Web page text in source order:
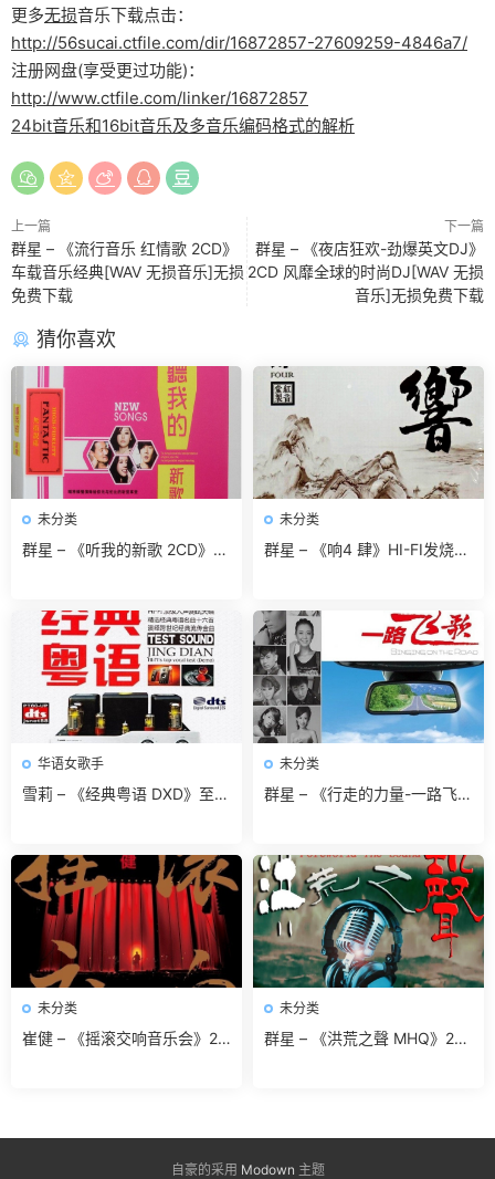
更多无损音乐下载点击：
http://56sucai.ctfile.com/dir/16872857-27609259-4846a7/
注册网盘(享受更过功能)：
http://www.ctfile.com/linker/16872857
24bit音乐和16bit音乐及多音乐编码格式的解析
上一篇
群星 – 《流行音乐 红情歌 2CD》
车载音乐经典[WAV 无损音乐]无损
免费下载
下一篇
群星 – 《夜店狂欢-劲爆英文DJ》
2CD 风靡全球的时尚DJ[WAV 无损
音乐]无损免费下载
猜你喜欢
未分类
群星 – 《听我的新歌 2CD》2
未分类
群星 – 《响4 肆》HI-FI发烧示
华语女歌手
雪莉 – 《经典粤语 DXD》至尊
未分类
群星 – 《行走的力量-一路飞
未分类
崔健 – 《摇滚交响音乐会》20
未分类
群星 – 《洪荒之聲 MHQ》201
自豪的采用 Modown 主题